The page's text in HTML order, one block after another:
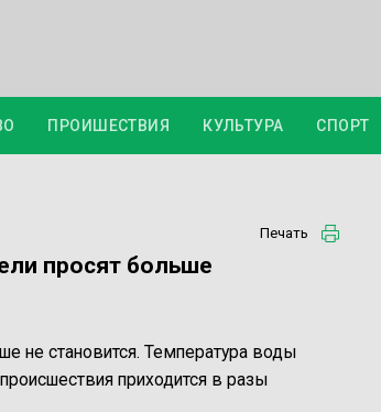
ПРОИШЕСТВИЯ КУЛЬТУРА СПОРТ
Печать
просят больше
не становится. Температура воды
приходится в разы